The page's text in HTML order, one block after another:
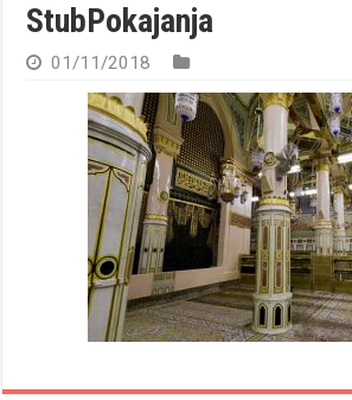
StubPokajanja
01/11/2018